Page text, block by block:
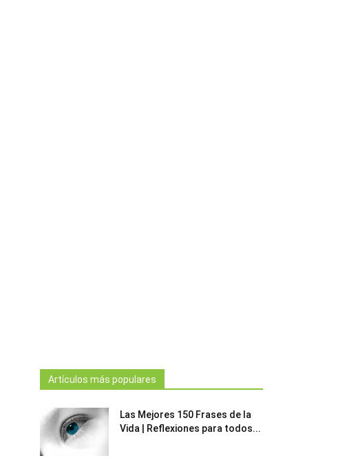
Artículos más populares
Las Mejores 150 Frases de la
Vida | Reflexiones para todos...